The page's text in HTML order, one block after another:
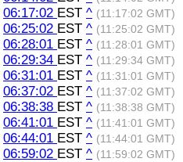
06:17:02 EST ^ (11:17:02 GMT)
06:25:02 EST ^ (11:25:02 GMT)
06:28:01 EST ^ (11:28:01 GMT)
06:29:34 EST ^ (11:29:34 GMT)
06:31:01 EST ^ (11:31:01 GMT)
06:37:02 EST ^ (11:37:02 GMT)
06:38:38 EST ^ (11:38:38 GMT)
06:41:01 EST ^ (11:41:01 GMT)
06:44:01 EST ^ (11:44:01 GMT)
06:59:02 EST ^ (11:59:02 GMT)